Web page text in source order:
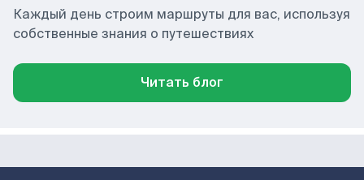
Каждый день строим маршруты для вас, используя
собственные знания о путешествиях
Читать блог